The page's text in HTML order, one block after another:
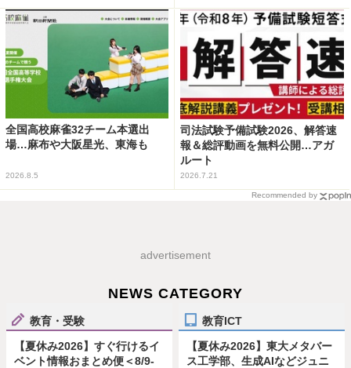
全国高校麻雀32チーム本選出
場…麻布や大阪星光、東海も
2026.8.5
司法試験予備試験2026、解答速
報＆総評動画を無料公開…アガ
ルート
2026.7.21
Recommended by
advertisement
NEWS CATEGORY
教育・受験
【夏休み2026】すぐ行けるイ
ベント情報おまとめ便＜8/9-
教育ICT
【夏休み2026】東大メタバー
ス工学部、生成AIなどジュニ